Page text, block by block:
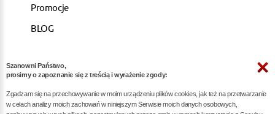
Promocje
BLOG
ARTYKUŁY
Pozycjonowanie dla kancelarii notarialnych -
Szanowni Państwo,
prosimy o zapoznanie się z treścią i wyrażenie zgody:
Zgadzam się na przechowywanie w moim urządzeniu plików cookies, jak też na przetwarzanie
w celach analizy moich zachowań w niniejszym Serwisie moich danych osobowych,